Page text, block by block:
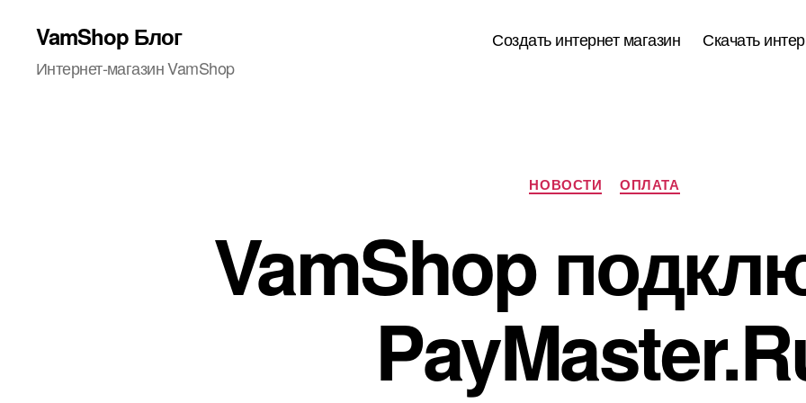
VamShop Блог
Интернет-магазин VamShop
Создать интернет магазин Скачать
Рубрики
НОВОСТИ ОПЛАТА
VamShop